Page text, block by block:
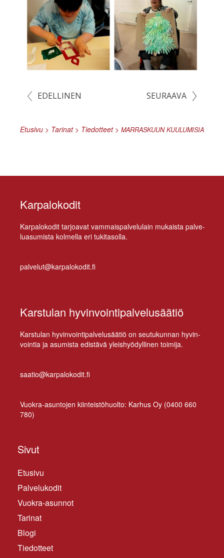
EDELLINEN SEURAAVA
Etusivu > Tarinat> Tiedotteet> MARRASKUUN KUULUMISIA
Karpalokodit
Kar­pa­lo­ko­dit tar­joa­vat vam­mais­pal­ve­lu­lain mu­kais­ta pal­ve­
lua­su­mis­ta kol­mel­la eri tukitasolla.
palvelut@karpalokodit.fi
Karstulan hyvinvointipalvelusäätiö
Kars­tu­lan hy­vin­voin­ti­pal­ve­lusää­tiö on seu­tu­kun­nan hy­vin­
voin­tia ja asu­mis­ta edis­tä­vä yleis­hyö­dyl­li­nen toimija.
saatio@karpalokodit.fi
Vuo­kra-asun­to­jen kiin­teis­tö­huol­to: Kar­hus Oy (0400 660
780)
Sivut
Etusivu
Palvelukodit
Vuokra-asunnot
Tarinat
Blogi
Tiedotteet